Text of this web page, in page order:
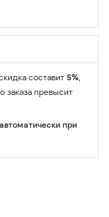
составит 5%,
заказа превысит
при